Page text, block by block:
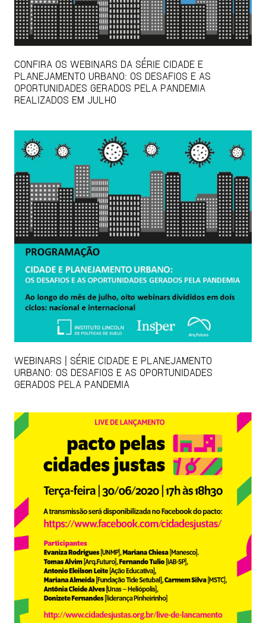
CONFIRA OS WEBINARS DA SÉRIE CIDADE E
PLANEJAMENTO URBANO: OS DESAFIOS E AS
OPORTUNIDADES GERADOS PELA PANDEMIA
REALIZADOS EM JULHO
WEBINARS | SÉRIE CIDADE E PLANEJAMENTO
URBANO: OS DESAFIOS E AS OPORTUNIDADES
GERADOS PELA PANDEMIA